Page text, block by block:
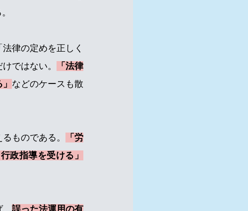
律の定めを正しく
ではない。
「法律
などのケースも散
ものである。
「労
政指導を受ける」
誤った法運用の有